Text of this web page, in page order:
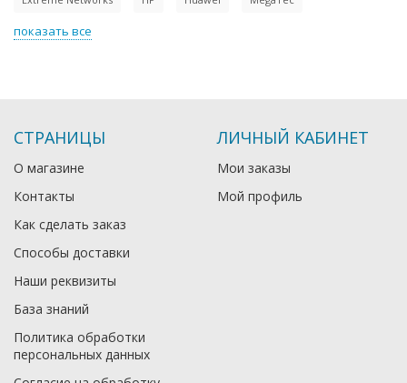
показать все
СТРАНИЦЫ
О магазине
Контакты
Как сделать заказ
Способы доставки
Наши реквизиты
База знаний
Политика обработки
персональных данных
ЛИЧНЫЙ КАБИНЕТ
Мои заказы
Мой профиль